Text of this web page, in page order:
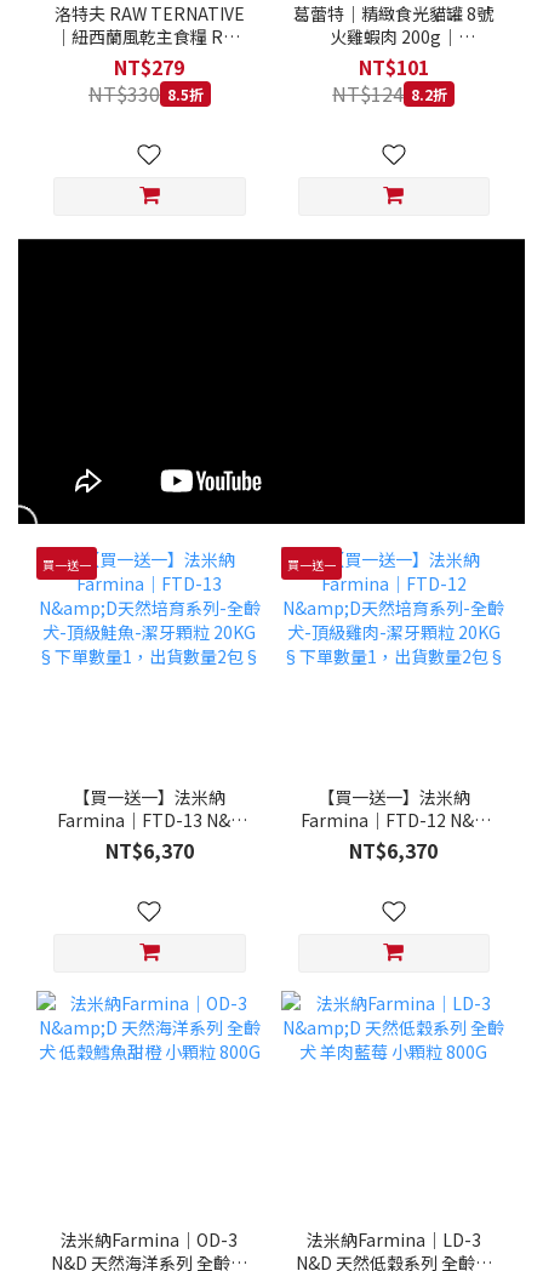
洛特夫 RAW TERNATIVE
｜紐西蘭風乾主食糧 RT3
羊肉 142g｜風乾主食糧 羊
肉 全齡犬 狗飼料
NT$279
NT$330 8.5折
葛蕾特｜精緻食光貓罐 8號
火雞蝦肉 200g｜
GranataPet 200克 主食罐
無穀罐 無膠罐 主食貓罐 德
罐
NT$101
NT$124 8.2折
買一送一
【買一送一】法米納
Farmina｜FTD-13 N&D
天然培育系列-全齡犬-頂級
鮭魚-潔牙顆粒 20KG §下
NT$6,370
買一送一
【買一送一】法米納
Farmina｜FTD-12 N&D
天然培育系列-全齡犬-頂級
雞肉-潔牙顆粒 20KG §下
NT$6,370
法米納Farmina｜OD-3
N&D 天然海洋系列 全齡犬
法米納Farmina｜LD-3
N&D 天然低穀系列 全齡犬